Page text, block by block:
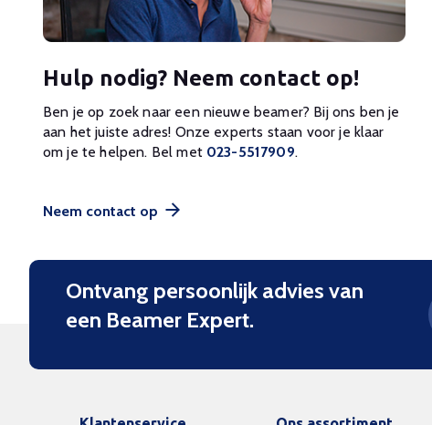
Hulp nodig? Neem contact op!
Ben je op zoek naar een nieuwe beamer? Bij ons ben je
aan het juiste adres! Onze experts staan voor je klaar
om je te helpen. Bel met 023-5517909.
Neem contact op
Ontvang persoonlijk advies van
een Beamer Expert.